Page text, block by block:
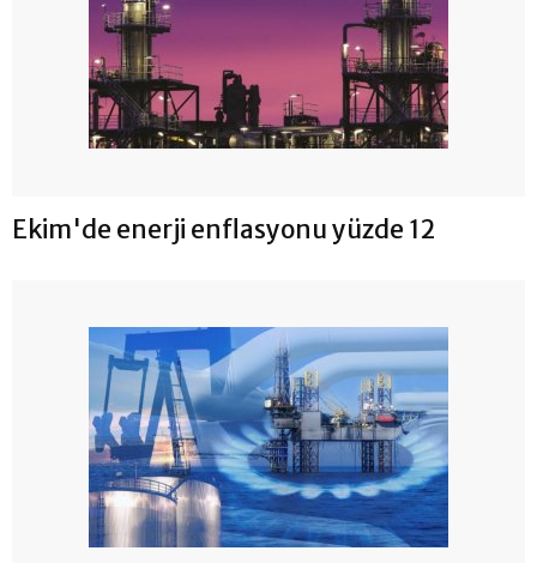
Ekim'de enerji enflasyonu yüzde 12